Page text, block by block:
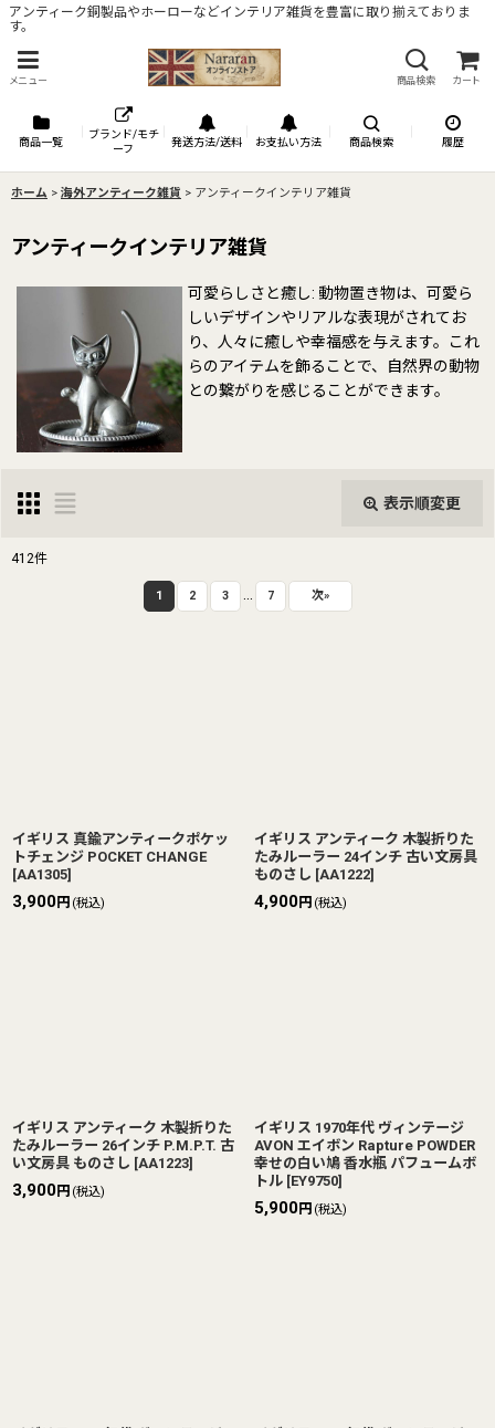
アンティーク銅製品やホーローなどインテリア雑貨を豊富に取り揃えておりま
す。
メニュー 商品検索 カート
商品一覧
ブランド/モチ
ーフ
発送方法/送料 お支払い方法 商品検索 履歴
ホーム > 海外アンティーク雑貨 > アンティークインテリア雑貨
アンティークインテリア雑貨
可愛らしさと癒し: 動物置き物は、可愛ら
しいデザインやリアルな表現がされてお
り、人々に癒しや幸福感を与えます。これ
らのアイテムを飾ることで、自然界の動物
との繋がりを感じることができます。
表示順変更
412件
1 2 3 7 次»
イギリス 真鍮アンティークポケッ
トチェンジ POCKET CHANGE
[AA1305]
3,900円 (税込)
イギリス アンティーク 木製折りた
たみルーラー 24インチ 古い文房具
ものさし [AA1222]
4,900円 (税込)
イギリス アンティーク 木製折りた
たみルーラー 26インチ P.M.P.T. 古
い文房具 ものさし [AA1223]
3,900円 (税込)
イギリス 1970年代 ヴィンテージ
AVON エイボン Rapture POWDER
幸せの白い鳩 香水瓶 パフュームボ
トル [EY9750]
5,900円 (税込)